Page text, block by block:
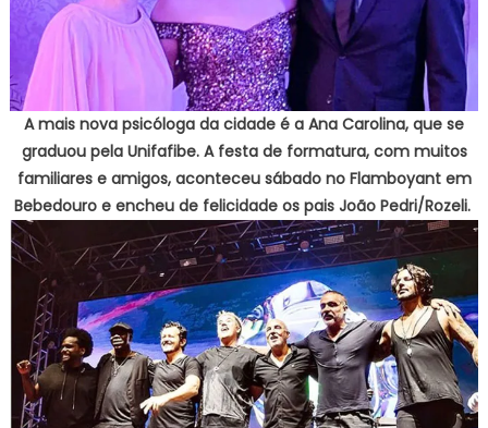
A mais nova psicóloga da cidade é a Ana Carolina, que se
graduou pela Unifafibe. A festa de formatura, com muitos
familiares e amigos, aconteceu sábado no Flamboyant em
Bebedouro e encheu de felicidade os pais João Pedri/Rozeli.